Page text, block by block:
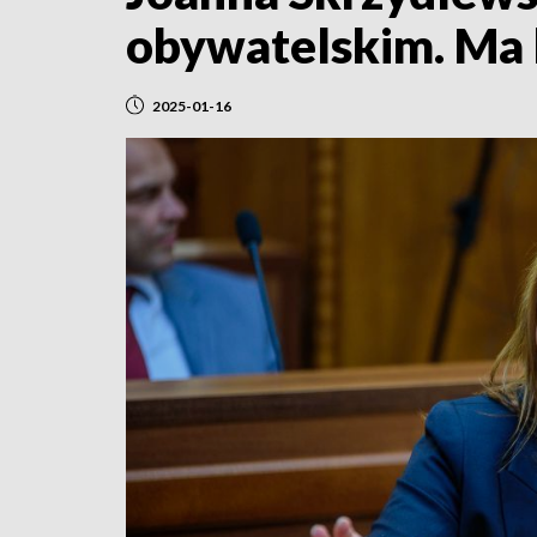
obywatelskim. Ma
2025-01-16